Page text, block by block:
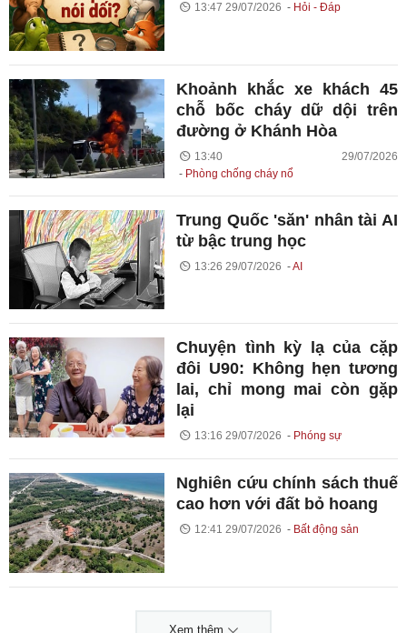
13:47 29/07/2026 Hỏi - Đáp
Khoảnh khắc xe khách 45
chỗ bốc cháy dữ dội trên
đường ở Khánh Hòa
13:40 29/07/2026
Phòng chống cháy nổ
Trung Quốc 'săn' nhân tài AI
từ bậc trung học
13:26 29/07/2026 AI
Chuyện tình kỳ lạ của cặp
đôi U90: Không hẹn tương
lai, chỉ mong mai còn gặp
lại
13:16 29/07/2026 Phóng sự
Nghiên cứu chính sách thuế
cao hơn với đất bỏ hoang
12:41 29/07/2026 Bất động sản
Xem thêm